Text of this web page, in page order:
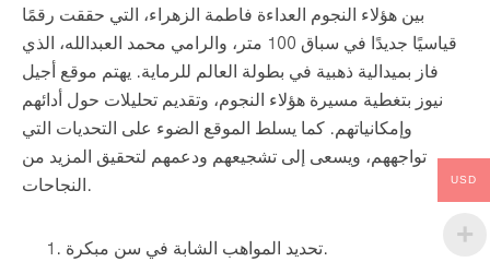
بين هؤلاء النجوم العداءة فاطمة الزهراء، التي حققت رقمًا
قياسيًا جديدًا في سباق 100 متر، والرامي محمد العبدالله، الذي
فاز بميدالية ذهبية في بطولة العالم للرماية. يهتم موقع أجيل
نيوز بتغطية مسيرة هؤلاء النجوم، وتقديم تحليلات حول أدائهم
وإمكانياتهم. كما يسلط الموقع الضوء على التحديات التي
تواجههم، ويسعى إلى تشجيعهم ودعمهم لتحقيق المزيد من
النجاحات.
تحديد المواهب الشابة في سن مبكرة.
USD